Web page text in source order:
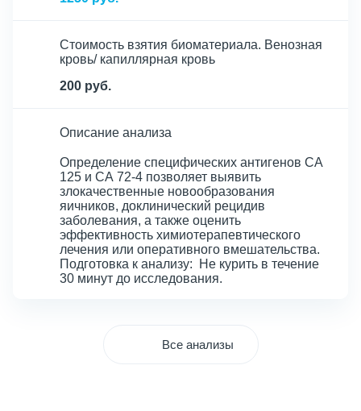
Стоимость взятия биоматериала. Венозная
кровь/ капиллярная кровь
200 руб.
Описание анализа
Определение специфических антигенов СА
125 и СА 72-4 позволяет выявить
злокачественные новообразования
яичников, доклинический рецидив
заболевания, а также оценить
эффективность химиотерапевтического
лечения или оперативного вмешательства.
Подготовка к анализу: Не курить в течение
30 минут до исследования.
Все анализы